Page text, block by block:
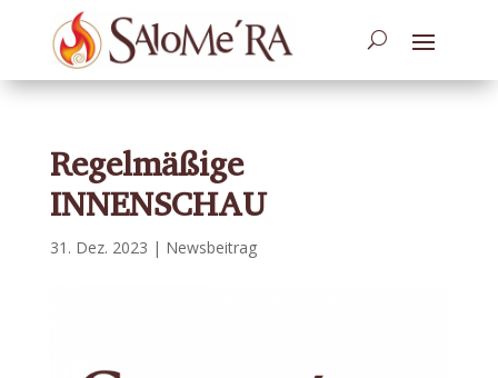
Regelmäßige
INNENSCHAU
31. Dez. 2023 | Newsbeitrag